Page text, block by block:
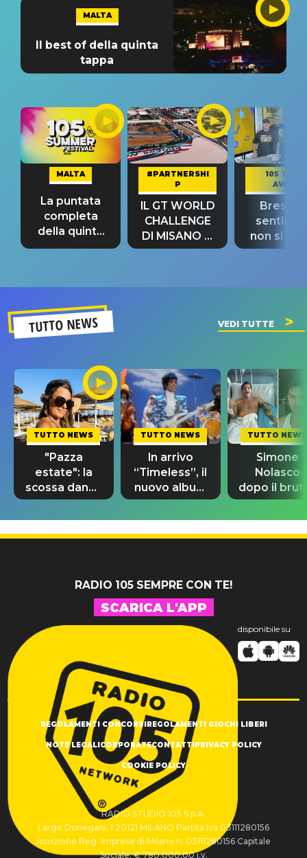
MALTA
Il best of della quinta
tappa
MALTA
La puntata
completa
della quinta
tappa
#PARTNERSHI
P
IL GT WORLD
CHALLENGE
DI MISANO si
riconferma
105 TAKE
AWAY
Bresh:
non si
fino alla
TUTTO NEWS VEDI TUTTE
TUTTO NEWS
"Pazza
estate": la
scossa dance
di Sara
Tommasi
TUTTO NEWS
In arrivo
“Timeless”, il
nuovo album
di Prince con
10 brani
inediti
TUTTO NEWS
Simone
Nolasco
dopo il
incidente:
"Sono così
grato alla
RADIO 105 SEMPRE CON TE!
SCARICA L'APP
disponibile su
REGOLAMENTI CONCORSIREGOLAMENTI GIOCHI LIBERI
NOTE LEGALICORPORATECONTATTIPRIVACY POLICY
COOKIE POLICY
RADIO STUDIO 105 S.p.A.
Largo Donegani, 1 20121 MILANO Partita Iva 03111280156
Iscrizione Reg. Imprese di Milano n. 03111280156 Capitale
Sociale: € 780.000,00 i.v.